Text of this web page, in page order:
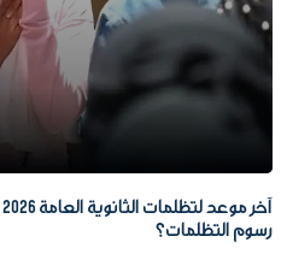
رسوم التظلمات؟